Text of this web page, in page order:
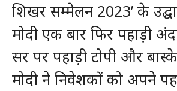
शिखर सम्मेलन 2023’ के
मोदी एक बार फिर पहाड़ी
सर पर पहाड़ी टोपी और
मोदी ने निवेशकों को अपने